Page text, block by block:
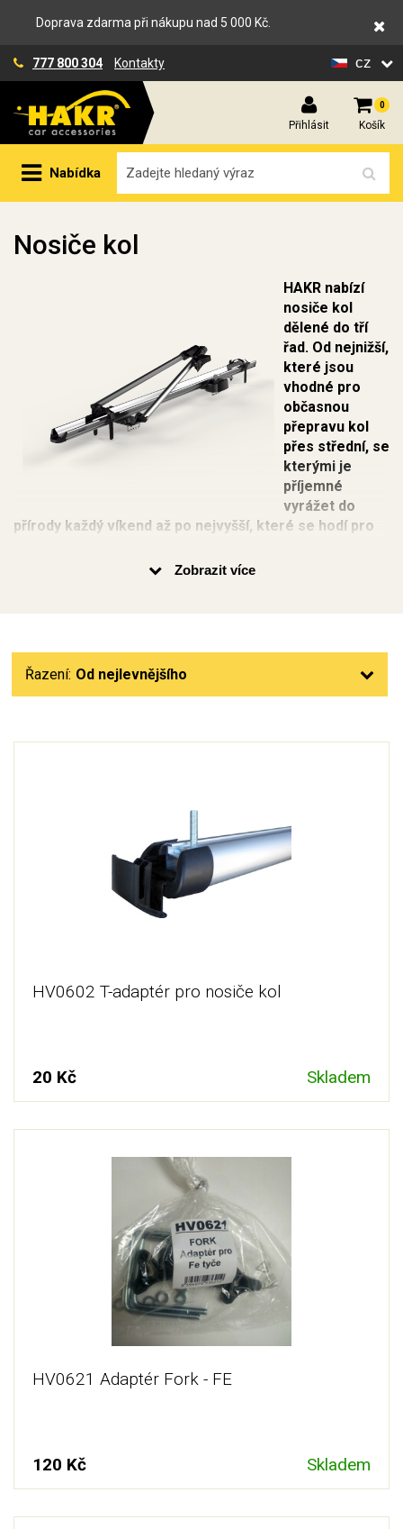
Doprava zdarma při nákupu nad 5 000 Kč.
777 800 304 Kontakty cz
Přihlásit
0
Košík
Nabídka
Nosiče kol
HAKR nabízí
nosiče kol
dělené do tří
řad. Od nejnižší,
které jsou
vhodné pro
občasnou
přepravu kol
přes střední, se
kterými je
příjemné
vyrážet do
přírody každý víkend až po nejvyšší, které se hodí pro
větší výlet nebo dovolenou na kolech.
Optimálním řešením jsou držáky na kola, která připevníte
kol na střechu jsou vyrobeny z hliníku nebo oceli a jsou
najdete přesně ten, který je pro vás vhodný.
Nosiče na kola se obvykle upevňují do drážek
, je tedy potřeba myslet i na to, abyste vybrali
správný a dostatečně bytelný a stabilní nosič jízdních kol,
který zvládne například nápor větru při jízdě.
Zobrazit více
Řazení: Od nejlevnějšího
HV0602 T-adaptér pro nosiče kol
20 Kč Skladem
HV0621 Adaptér Fork - FE
120 Kč Skladem